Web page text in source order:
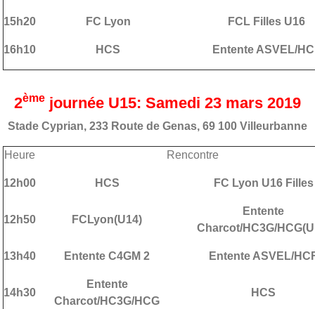
15h20 FC Lyon FCL Filles U16
16h10 HCS Entente ASVEL/
2ème journée U15: Samedi 23 mars 2019
Stade Cyprian, 233 Route de Genas, 69 100 Villeurbanne
Heure Rencontre
12h00 HCS FC Lyon U16 Filles
12h50 FCLyon(U14)
Entente
Charcot/HC3G/
13h40 Entente C4GM 2 Entente ASVEL/
14h30
Entente
Charcot/HC3G/HCG
HCS